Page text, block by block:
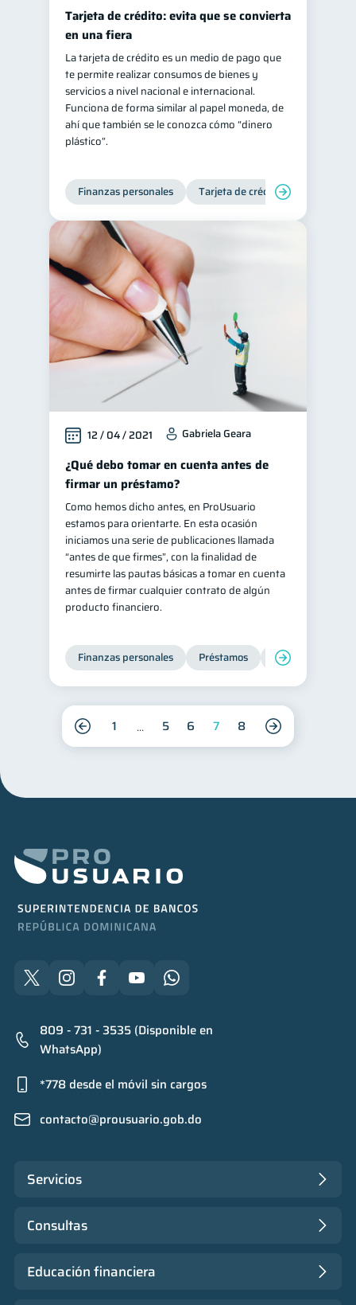
Tarjeta de crédito: evita que se convierta
en una fiera
La tarjeta de crédito es un medio de pago que
te permite realizar consumos de bienes y
servicios a nivel nacional e internacional.
Funciona de forma similar al papel moneda, de
ahí que también se le conozca cómo “dinero
plástico”.
Finanzas personales Tarjeta de crédito
12 / 04 / 2021 Gabriela Geara
¿Qué debo tomar en cuenta antes de
firmar un préstamo?
Como hemos dicho antes, en ProUsuario
estamos para orientarte. En esta ocasión
iniciamos una serie de publicaciones llamada
“antes de que firmes”, con la finalidad de
resumirte las pautas básicas a tomar en cuenta
antes de firmar cualquier contrato de algún
producto financiero.
Finanzas personales Préstamos Entidad
1 5 6 7 8
809 - 731 - 3535 (Disponible en
WhatsApp)
*778 desde el móvil sin cargos
contacto@prousuario.gob.do
Servicios
Consultas
Educación financiera